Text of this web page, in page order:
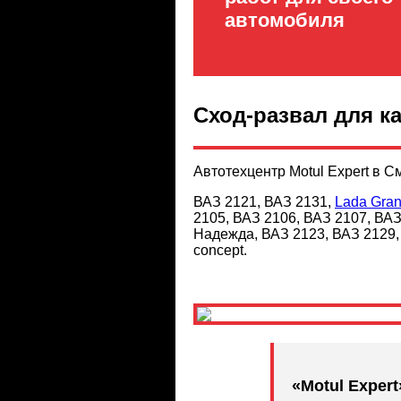
автомобиля
Сход-развал для
Автотехцентр Motul Expert в
ВАЗ 2121, ВАЗ 2131, Lada
2105, ВАЗ 2106, ВАЗ 2107,
Надежда, ВАЗ 2123, ВАЗ
concept.
«Motul